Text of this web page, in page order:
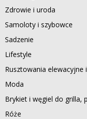
Zdrowie i uroda
Samoloty i szybowce
Sadzenie
Lifestyle
Rusztowania elewacyjne
Moda
Brykiet i węgiel do grilla,
Róże